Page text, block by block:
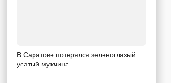
В Саратове потерялся зеленоглазый
усатый мужчина